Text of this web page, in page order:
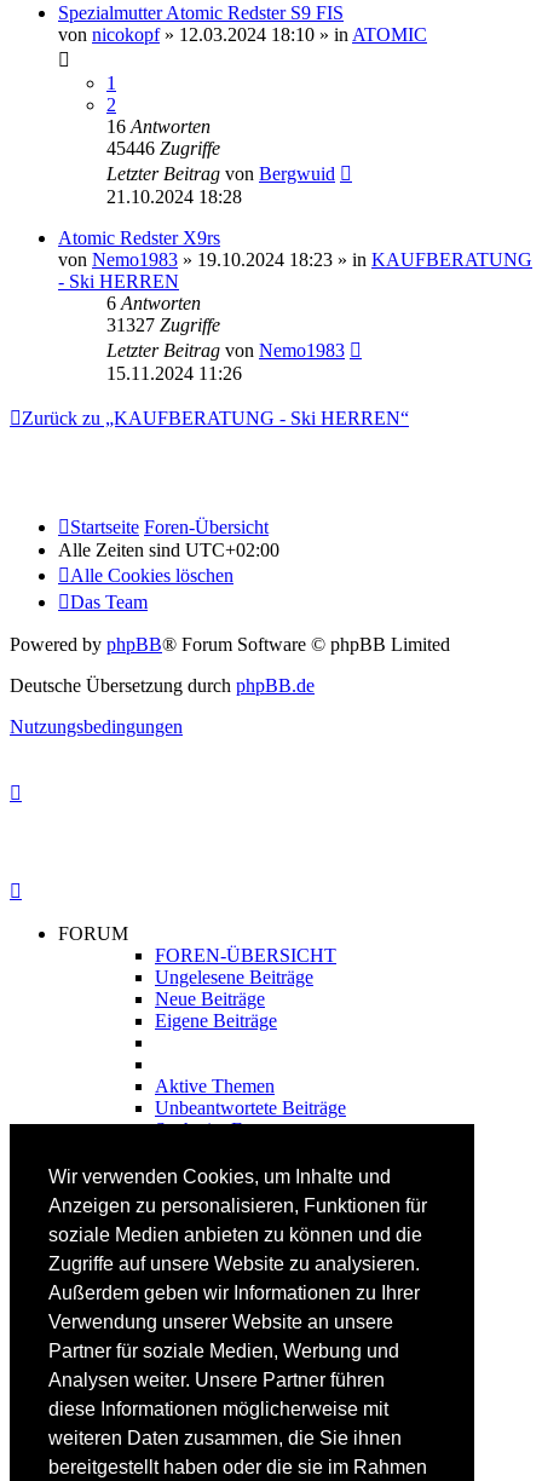
Wir verwenden Cookies, um Inhalte und
Anzeigen zu personalisieren, Funktionen für
soziale Medien anbieten zu können und die
Zugriffe auf unsere Website zu analysieren.
Außerdem geben wir Informationen zu Ihrer
Verwendung unserer Website an unsere
Partner für soziale Medien, Werbung und
Analysen weiter. Unsere Partner führen
diese Informationen möglicherweise mit
weiteren Daten zusammen, die Sie ihnen
bereitgestellt haben oder die sie im Rahmen
Spezialmutter Atomic Redster S9 FIS
von nicokopf» 12.03.2024 18:10 » in ATOMIC
1
2
16 Antworten
45446 Zugriffe
Letzter Beitrag von Bergwuid
21.10.2024 18:28
Atomic Redster X9rs
von Nemo1983 » 19.10.2024 18:23 » in KAUFBERATUNG
- Ski HERREN
6 Antworten
31327 Zugriffe
Letzter Beitrag von Nemo1983
15.11.2024 11:26
Zurück zu „KAUFBERATUNG - Ski HERREN“
Startseite Foren-Übersicht
Alle Zeiten sind UTC+02:00
Alle Cookies löschen
Das Team
Powered by phpBB® Forum Software © phpBB Limited
Deutsche Übersetzung durch phpBB.de
Nutzungsbedingungen
FORUM
FOREN-ÜBERSICHT
Ungelesene Beiträge
Neue Beiträge
Eigene Beiträge
Aktive Themen
Unbeantwortete Beiträge
Suche im Forum
FAHRTECHNIK
Fortgeschrittene
Lehrplan
Videoanalyse
SKI
SKITEST
Ski-FAQ
Tipps Ski-Kauf
Ski-Typen
Skishops
EQUIPMENT